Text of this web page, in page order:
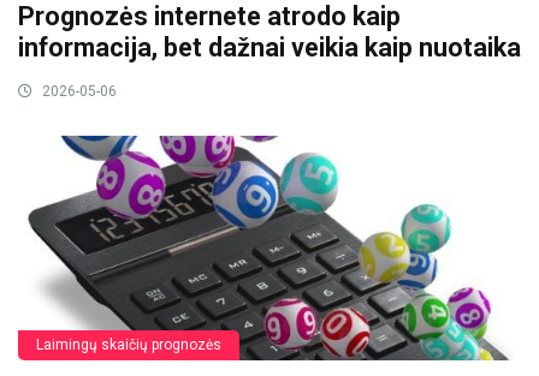
Prognozės internete atrodo kaip
informacija, bet dažnai veikia kaip nuotaika
2026-05-06
Laimingų skaičių prognozės